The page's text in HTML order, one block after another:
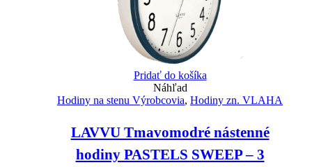
Pridať do košíka
Náhľad
Hodiny na stenu Výrobcovia, Hodiny zn. VLAHA
LAVVU Tmavomodré nástenné
hodiny PASTELS SWEEP – 3